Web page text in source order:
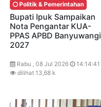
Politik & Pemerintahan
Bupati Ipuk Sampaikan
Nota Pengantar KUA-
PPAS APBD Banyuwangi
2027
Rabu , 08 Jul 2026
14:14:41
dilihat 13,68 k